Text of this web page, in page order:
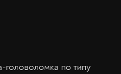
головоломка по типу